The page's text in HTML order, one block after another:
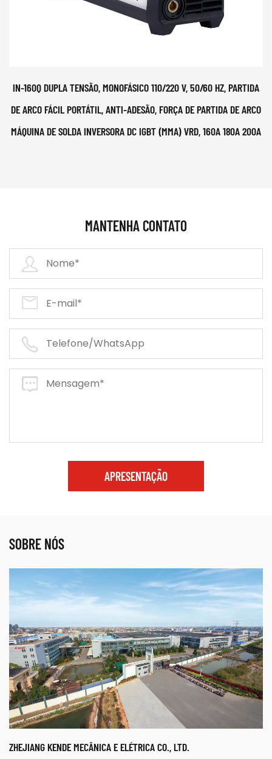
IN-160Q DUPLA TENSÃO, MONOFÁSICO 110/220 V, 50/60 HZ, PARTIDA
DE ARCO FÁCIL PORTÁTIL, ANTI-ADESÃO, FORÇA DE PARTIDA DE ARCO
MÁQUINA DE SOLDA INVERSORA DC IGBT (MMA) VRD, 160A 180A 200A
MANTENHA CONTATO
APRESENTAÇÃO
SOBRE NÓS
ZHEJIANG KENDE MECÂNICA E ELÉTRICA CO., LTD.